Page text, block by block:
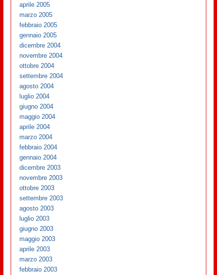
aprile 2005
marzo 2005
febbraio 2005
gennaio 2005
dicembre 2004
novembre 2004
ottobre 2004
settembre 2004
agosto 2004
luglio 2004
giugno 2004
maggio 2004
aprile 2004
marzo 2004
febbraio 2004
gennaio 2004
dicembre 2003
novembre 2003
ottobre 2003
settembre 2003
agosto 2003
luglio 2003
giugno 2003
maggio 2003
aprile 2003
marzo 2003
febbraio 2003